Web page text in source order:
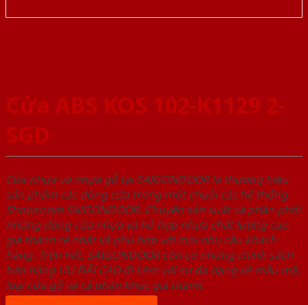
Cửa ABS KOS 102-K1129 2-
SGD
Cửa nhựa và nhựa gỗ tại SAIGONDOOR là thương hiệu
sản phẩm các dòng cửa trong một chuỗi các hệ thống
Showroom SAIGONDOOR. Chuyên sản xuất và phân phối
những dòng cửa nhựa và hỗ hợp nhựa chất lượng cao,
giá thành rẻ nhất và phù hợp với mọi nhu cầu khách
hàng. Trên hết, SAIGONDOOR còn có những chính sách
bán hàng ƯU ĐÃI CAO đi kèm với sự đa dạng về mẫu mã,
loại cửa gỗ và cả phân khúc giá thành.